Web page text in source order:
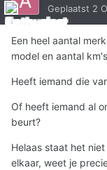
Geplaatst 2
Een heel aantal
model en aantal
Heeft iemand die
Of heeft iemand al
beurt?
Helaas staat het
elkaar, weet je